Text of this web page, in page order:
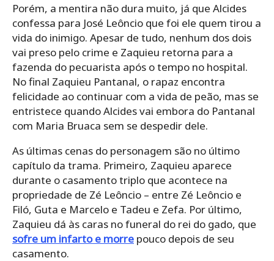
Porém, a mentira não dura muito, já que Alcides
confessa para José Leôncio que foi ele quem tirou a
vida do inimigo. Apesar de tudo, nenhum dos dois
vai preso pelo crime e Zaquieu retorna para a
fazenda do pecuarista após o tempo no hospital.
No final Zaquieu Pantanal, o rapaz encontra
felicidade ao continuar com a vida de peão, mas se
entristece quando Alcides vai embora do Pantanal
com Maria Bruaca sem se despedir dele.
As últimas cenas do personagem são no último
capítulo da trama. Primeiro, Zaquieu aparece
durante o casamento triplo que acontece na
propriedade de Zé Leôncio – entre Zé Leôncio e
Filó, Guta e Marcelo e Tadeu e Zefa. Por último,
Zaquieu dá às caras no funeral do rei do gado, que
sofre um infarto e morre pouco depois de seu
casamento.